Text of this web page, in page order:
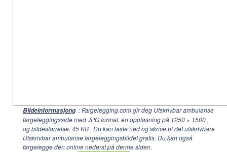
Bildeinformasjong : Fargelegging.com gir deg Utskrivbar ambulanse
fargeleggingsside med JPG format, en oppløsning på 1250 × 1500 ,
og bildestørrelse: 45 KB . Du kan laste ned og skrive ut det utskrivbare
Utskrivbar ambulanse fargeleggingsbildet gratis. Du kan også
fargelegge den online nederst på denne siden.